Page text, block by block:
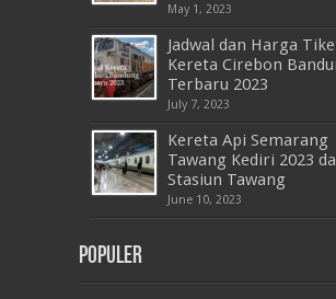
May 1, 2023
Jadwal dan Harga
Kereta Cirebon
Terbaru 2023
July 7, 2023
Kereta Api Semarang
Tawang Kediri 2023
Stasiun Tawang
June 10, 2023
Populer